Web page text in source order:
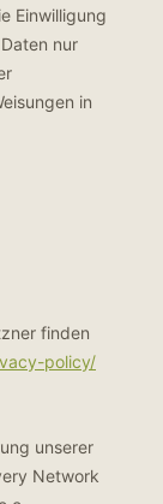
Einwilligung
nur
in
finden
policy/
unserer
Network